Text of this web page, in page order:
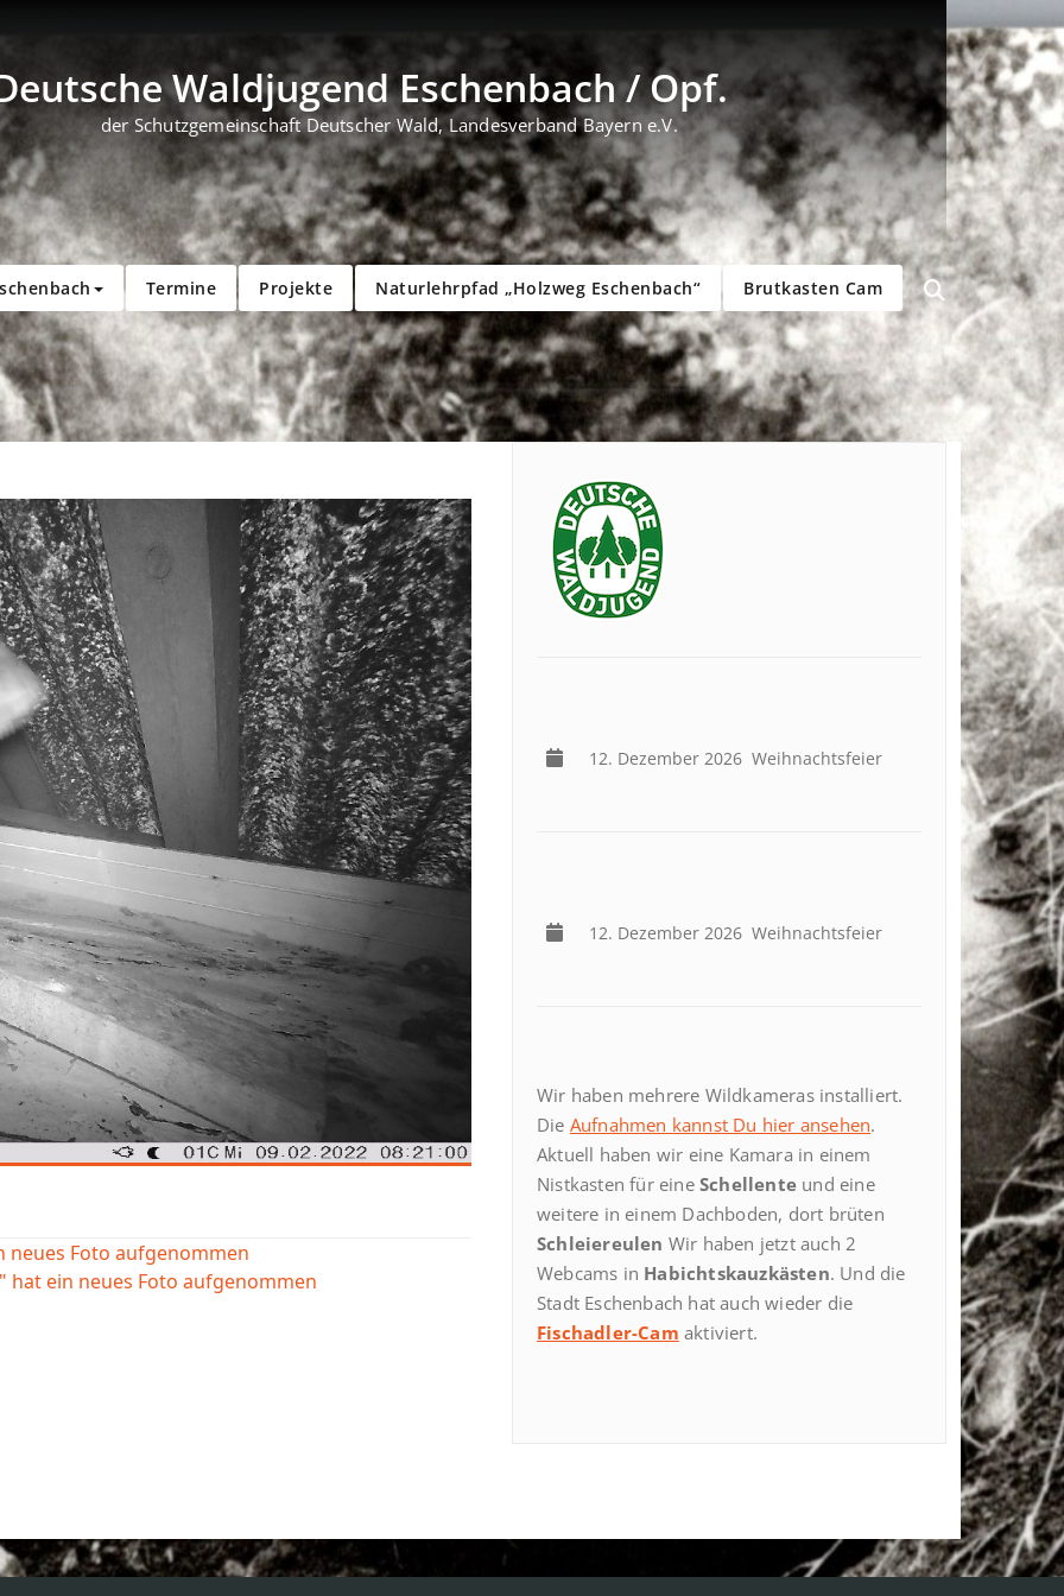
Waldjugend Eschenbach / Opf.
der Schutzgemeinschaft Deutscher Wald, Landesverband Bayern e.V.
Termine Projekte Naturlehrpfad „Holzweg Eschenbach“ Brutkasten Cam
neues Foto aufgenommen
hat ein neues Foto aufgenommen
12. Dezember 2026 Weihnachtsfeier
12. Dezember 2026 Weihnachtsfeier
Wir haben mehrere Wildkameras installiert.
Die Aufnahmen kannst Du hier ansehen.
Aktuell haben wir eine Kamara in einem
Nistkasten für eine Schellente und eine
weitere in einem Dachboden, dort brüten
Schleiereulen Wir haben jetzt auch 2
Webcams in Habichtskauzkästen. Und die
Stadt Eschenbach hat auch wieder die
Fischadler-Cam aktiviert.